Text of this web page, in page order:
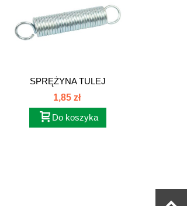
SPRĘŻYNA TULEJ
WYCISKU...
1,85 zł
Do koszyka